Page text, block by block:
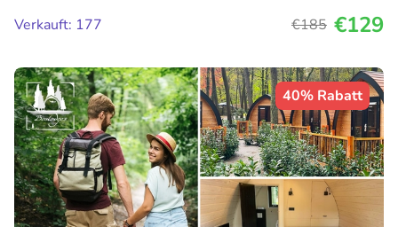
Verkauft: 177
€185 €129
40% Rabatt